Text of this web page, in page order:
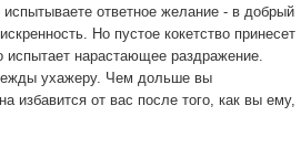
ответное желание - в добрый
Но пустое кокетство принесет
нарастающее раздражение.
ухажеру. Чем дольше вы
избавится от вас после того, как вы ему,